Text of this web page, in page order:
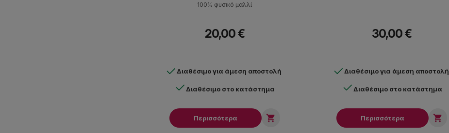
100% φυσικό μαλλί
20,00 €
Διαθέσιμο για άμεση αποστολή
Διαθέσιμο στο κατάστημα
Περισσότερα 
30,00 €
Διαθέσιμο για άμεση αποστολή
Διαθέσιμο στο κατάστημα
Περισσότερα 